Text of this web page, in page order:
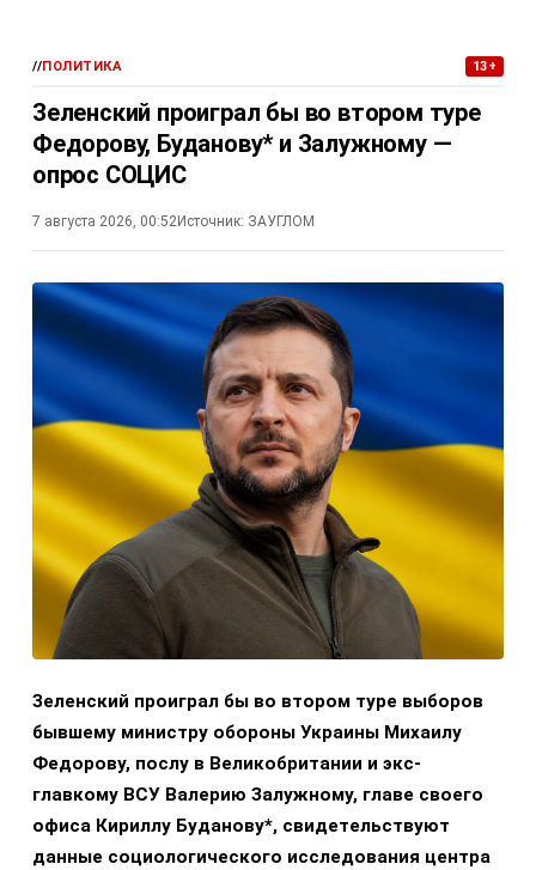
//ПОЛИТИКА 13+
Зеленский проиграл бы во втором туре
Федорову, Буданову* и Залужному —
опрос СОЦИС
7 августа 2026, 00:52Источник: ЗАУГЛОМ
Зеленский проиграл бы во втором туре выборов
бывшему министру обороны Украины Михаилу
Федорову, послу в Великобритании и экс-
главкому ВСУ Валерию Залужному, главе своего
офиса Кириллу Буданову*, свидетельствуют
данные социологического исследования центра